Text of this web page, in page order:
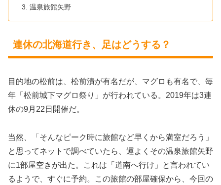
温泉旅館矢野
連休の北海道行き、足はどうする？
目的地の松前は、松前漬が有名だが、マグロも有名で、毎
年「松前城下マグロ祭り」が行われている。2019年は3連
休の9月22日開催だ。
当然、「そんなピーク時に旅館など早くから満室だろう」
と思ってネットで調べていたら、運よくその温泉旅館矢野
に1部屋空きが出た。これは「道南へ行け」と言われてい
るようで、すぐに予約。この旅館の部屋確保から、今回の